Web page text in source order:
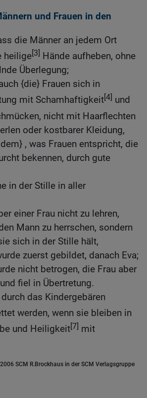
und Frauen in den
die Männer an jedem Ort
heilige[3] Hände aufheben, ohne
Überlegung;
{die} Frauen sich in
mit Schamhaftigkeit[4] und
nicht mit Haarflechten
oder kostbarer Kleidung,
, was Frauen entspricht, die
bekennen, durch gute
in der Stille in aller
einer Frau nicht zu lehren,
Mann zu herrschen, sondern
sich in der Stille hält,
zuerst gebildet, danach Eva;
nicht betrogen, die Frau aber
fiel in Übertretung.
das Kindergebären
werden, wenn sie bleiben in
und Heiligkeit[7] mit
SCM R.Brockhaus in der SCM Verlagsgruppe